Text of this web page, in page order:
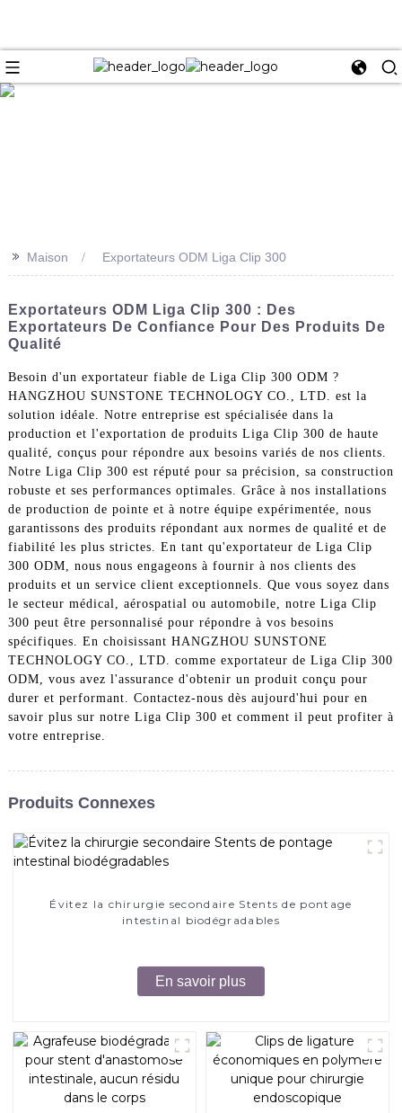
>> Maison Exportateurs ODM Liga Clip 300
Exportateurs ODM Liga Clip 300 : Des
Exportateurs De Confiance Pour Des Produits De
Qualité
Besoin d'un exportateur fiable de Liga Clip 300 ODM ?
HANGZHOU SUNSTONE TECHNOLOGY CO., LTD. est la
solution idéale. Notre entreprise est spécialisée dans la
production et l'exportation de produits Liga Clip 300 de haute
qualité, conçus pour répondre aux besoins variés de nos clients.
Notre Liga Clip 300 est réputé pour sa précision, sa construction
robuste et ses performances optimales. Grâce à nos installations
de production de pointe et à notre équipe expérimentée, nous
garantissons des produits répondant aux normes de qualité et de
fiabilité les plus strictes. En tant qu'exportateur de Liga Clip
300 ODM, nous nous engageons à fournir à nos clients des
produits et un service client exceptionnels. Que vous soyez dans
le secteur médical, aérospatial ou automobile, notre Liga Clip
300 peut être personnalisé pour répondre à vos besoins
spécifiques. En choisissant HANGZHOU SUNSTONE
TECHNOLOGY CO., LTD. comme exportateur de Liga Clip 300
ODM, vous avez l'assurance d'obtenir un produit conçu pour
durer et performant. Contactez-nous dès aujourd'hui pour en
savoir plus sur notre Liga Clip 300 et comment il peut profiter à
votre entreprise.
Produits Connexes
Évitez la chirurgie secondaire Stents de pontage
intestinal biodégradables
En savoir plus